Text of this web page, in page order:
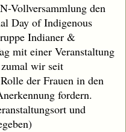
Vollversammlung den
Day of Indigenous
Indianer &
mit einer Veranstaltung
wir seit
der Frauen in den
fordern.
und